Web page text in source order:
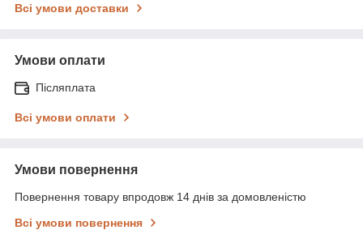
Всі умови доставки
Умови оплати
Післяплата
Всі умови оплати
Умови повернення
Повернення товару впродовж 14 днів за домовленістю
Всі умови повернення